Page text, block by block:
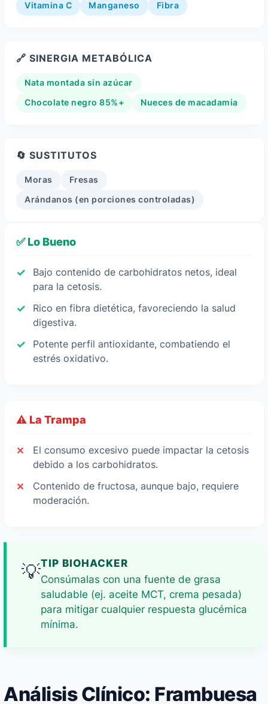
Vitamina C Manganeso Fibra
🔗 SINERGIA METABÓLICA
Nata montada sin azúcar
Chocolate negro 85%+ Nueces de macadamia
🔄 SUSTITUTOS
Moras Fresas
Arándanos (en porciones controladas)
✅ Lo Bueno
Bajo contenido de carbohidratos netos, ideal
para la cetosis.
Rico en fibra dietética, favoreciendo la salud
digestiva.
Potente perfil antioxidante, combatiendo el
estrés oxidativo.
⚠️ La Trampa
El consumo excesivo puede impactar la cetosis
debido a los carbohidratos.
Contenido de fructosa, aunque bajo, requiere
moderación.
💡TIP BIOHACKER
Consúmalas con una fuente de grasa
saludable (ej. aceite MCT, crema pesada)
para mitigar cualquier respuesta glucémica
mínima.
Análisis Clínico: Frambuesa